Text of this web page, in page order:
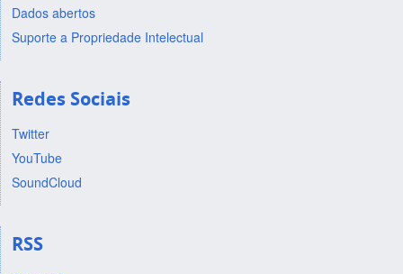
Dados abertos
Suporte a Propriedade Intelectual
Redes Sociais
Twitter
YouTube
SoundCloud
RSS